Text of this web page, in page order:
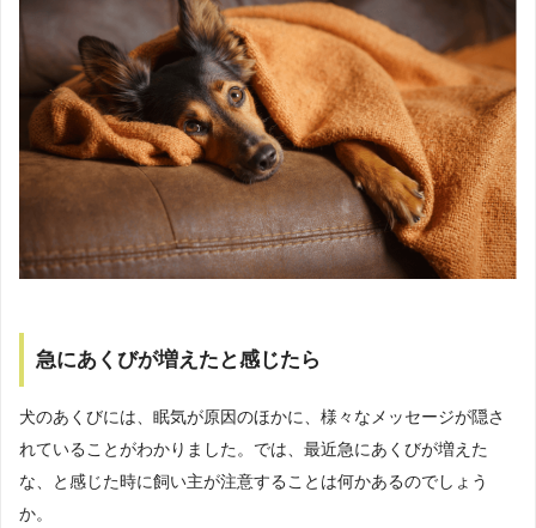
急にあくびが増えたと感じたら
犬のあくびには、眠気が原因のほかに、様々なメッセージが隠さ
れていることがわかりました。では、最近急にあくびが増えた
な、と感じた時に飼い主が注意することは何かあるのでしょう
か。